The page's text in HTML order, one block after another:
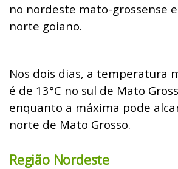
no nordeste mato-grossense
norte goiano.
Nos dois dias, a temperatura
é de 13°C no sul de Mato
enquanto a máxima pode
norte de Mato Grosso.
Região Nordeste